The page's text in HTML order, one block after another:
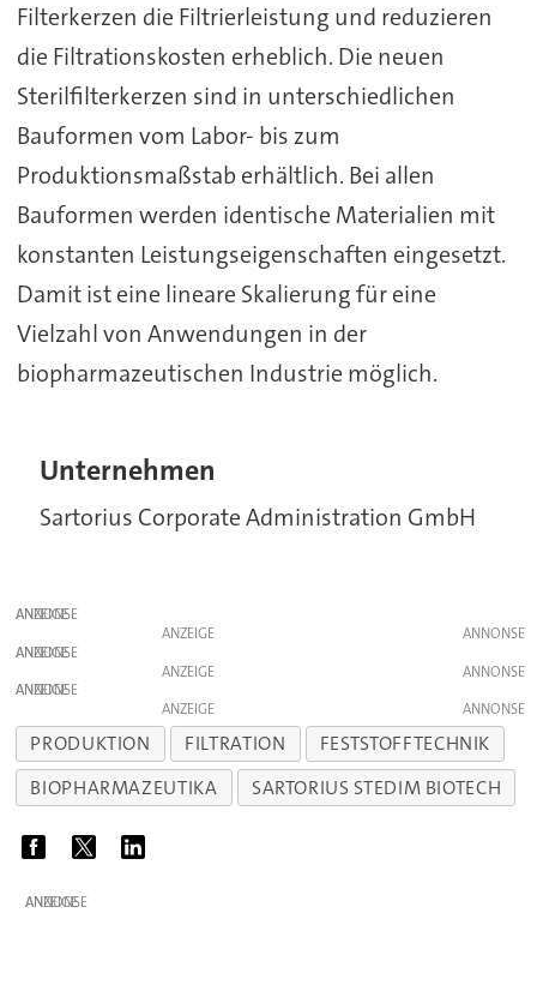
Filterkerzen die Filtrierleistung und reduzieren
die Filtrationskosten erheblich. Die neuen
Sterilfilterkerzen sind in unterschiedlichen
Bauformen vom Labor- bis zum
Produktionsmaßstab erhältlich. Bei allen
Bauformen werden identische Materialien mit
konstanten Leistungseigenschaften eingesetzt.
Damit ist eine lineare Skalierung für eine
Vielzahl von Anwendungen in der
biopharmazeutischen Industrie möglich.
Unternehmen
Sartorius Corporate Administration GmbH
ANZEIGE
ANZEIGE
ANZEIGE
ANZEIGE
ANZEIGE
ANZEIGE
PRODUKTION FILTRATION
FESTSTOFFTECHNIK
BIOPHARMAZEUTIKA
SARTORIUS STEDIM BIOTECH
ANZEIGE